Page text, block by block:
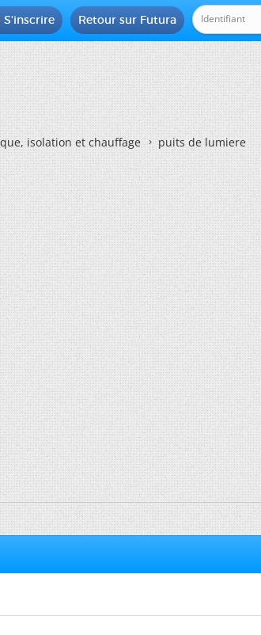
Retour sur Futura
S'inscrire
isolation et chauffage puits de lumiere